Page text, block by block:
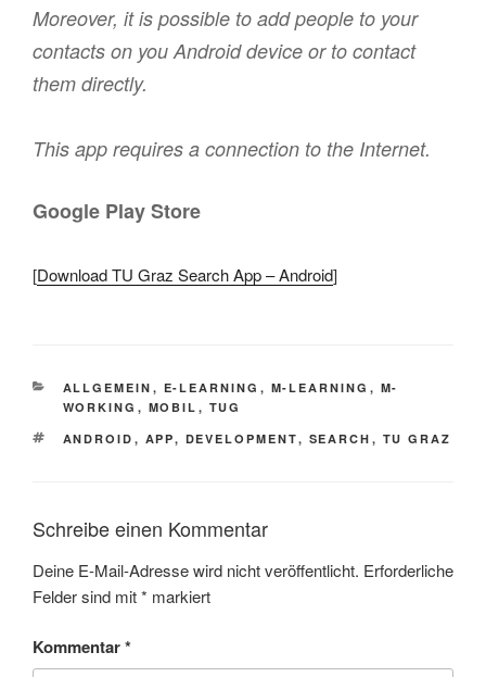
Moreover, it is possible to add people to your
contacts on you Android device or to contact
them directly.
This app requires a connection to the Internet.
Google Play Store
[Download TU Graz Search App – Android]
KATEGORIEN
ALLGEMEIN , E-LEARNING , M-LEARNING , M-
WORKING , MOBIL , TUG
SCHLAGWÖRTER
ANDROID , APP, DEVELOPMENT, SEARCH , TU GRAZ
Schreibe einen Kommentar
Deine E-Mail-Adresse wird nicht veröffentlicht. Erforderliche
Felder sind mit* markiert
Kommentar*